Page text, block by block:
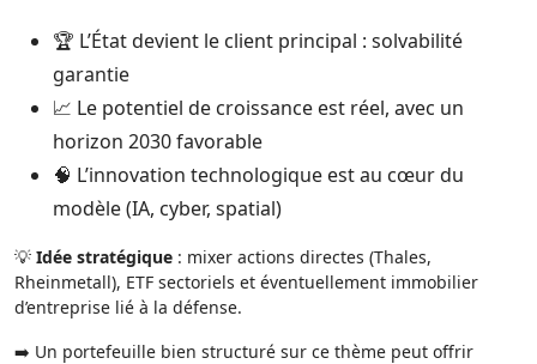
🏆 L’État devient le client principal : solvabilité
garantie
📈 Le potentiel de croissance est réel, avec un
horizon 2030 favorable
🧠 L’innovation technologique est au cœur du
modèle (IA, cyber, spatial)
💡 Idée stratégique : mixer actions directes (Thales,
Rheinmetall), ETF sectoriels et éventuellement immobilier
d’entreprise lié à la défense.
➡️ Un portefeuille bien structuré sur ce thème peut offrir